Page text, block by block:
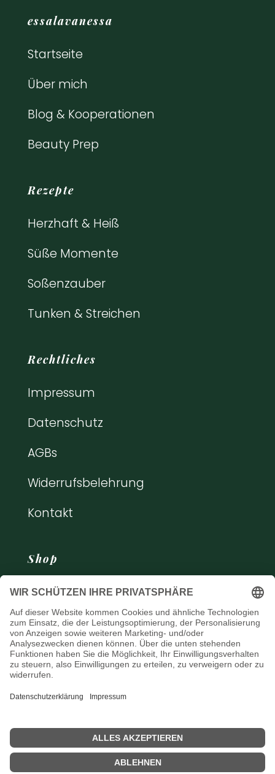
essalavanessa
Startseite
Über mich
Blog & Kooperationen
Beauty Prep
Rezepte
Herzhaft & Heiß
Süße Momente
Soßenzauber
Tunken & Streichen
Rechtliches
Impressum
Datenschutz
AGBs
Widerrufsbelehrung
Kontakt
Shop
Bücher
Kochkurse
© 2023- 2025 · made withby Vanessa
Strobel